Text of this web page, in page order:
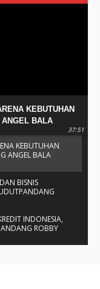
KEBUTUHAN
ANGEL BALA
37:51
KEBUTUHAN
ANGEL BALA
BISNIS
INDONESIA,
ROBBY